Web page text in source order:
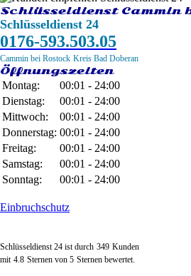
Schlüsseldienst Cammin
Schlüsseldienst 24
0176-593.503.05
Cammin bei Rostock Kreis Bad Doberan
Öffnungszeiten
Montag:
00:01 - 24:00
Dienstag:
00:01 - 24:00
Mittwoch:
00:01 - 24:00
Donnerstag: 00:01 - 24:00
Freitag:
00:01 - 24:00
Samstag:
00:01 - 24:00
Sonntag:
00:01 - 24:00
Einbruchschutz
Schlüsseldienst 24 ist durch 349 Kunden
mit 4.8 Sternen von 5 Sternen bewertet.